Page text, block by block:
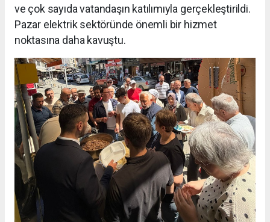
ve çok sayıda vatandaşın katılımıyla gerçekleştirildi.
Pazar elektrik sektöründe önemli bir hizmet
noktasına daha kavuştu.